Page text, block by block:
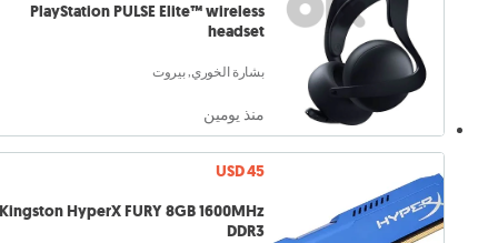
PlayStation PULSE Elite™ wireless
headset
بشارة الخوري, بيروت
منذ يومين
USD 45
HyperX FURY 8GB 1600MHz
DDR3